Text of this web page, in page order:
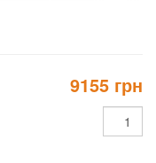
9155 грн